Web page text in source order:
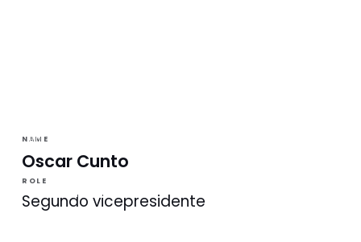
NOTICIAS
LA VINOTINTO TV
NAME
Oscar Cunto
ROLE
Segundo vicepresidente